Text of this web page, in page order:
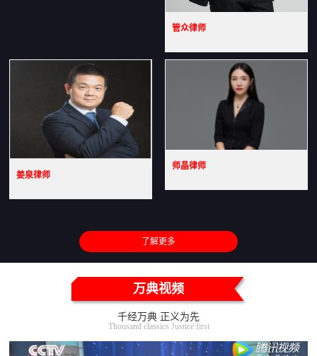
管众律师
姜泉律师
师晶律师
了解更多
万典视频
千经万典 正义为先
Thousand classics Justice first